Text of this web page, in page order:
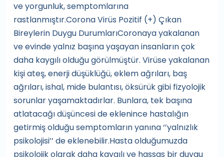
ve yorgunluk, semptomlarına
rastlanmıştır.Corona Virüs Pozitif (+) Çıkan
Bireylerin Duygu DurumlarıCoronaya yakalanan
ve evinde yalnız başına yaşayan insanların çok
daha kaygılı olduğu görülmüştür. Virüse yakalanan
kişi ateş, enerji düşüklüğü, eklem ağrıları, baş
ağrıları, ishal, mide bulantısı, öksürük gibi fizyolojik
sorunlar yaşamaktadırlar. Bunlara, tek başına
atlatacağı düşüncesi de eklenince hastalığın
getirmiş olduğu semptomların yanına ‘’yalnızlık
psikolojisi’’ de eklenebilir.Hasta olduğumuzda
psikolojik olarak daha kaygılı ve hassas bir duygu